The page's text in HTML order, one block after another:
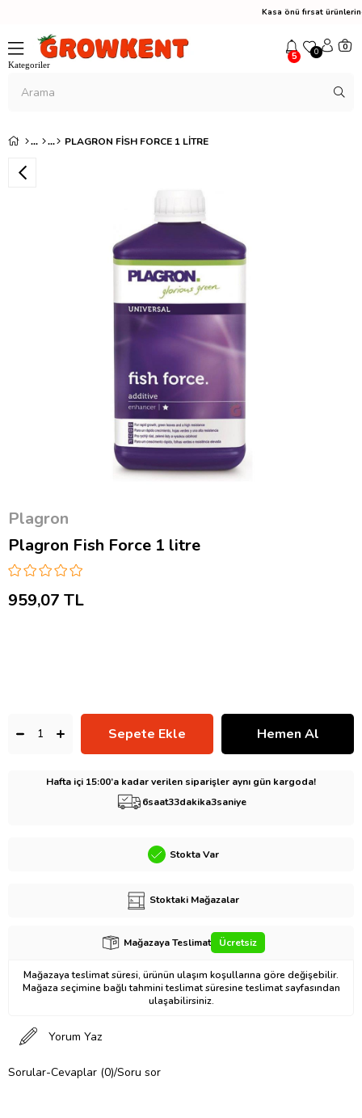
Kasa önü fırsat
5 0 0
PLAGRON FISH FORCE 1 LITRE
Plagron
Plagron Fish Force 1 litre
959,07 TL
Hafta içi 15:00’a kadar verilen siparişler aynı gün kargoda!
6saat33dakika2saniye
Stokta Var
Stoktaki Mağazalar
Mağazaya Teslimat Ücretsiz
Mağazaya teslimat süresi, ürünün ulaşım koşullarına göre değişebilir.
Mağaza seçimine bağlı tahmini teslimat süresine teslimat sayfasından
ulaşabilirsiniz.
Yorum Yaz
Sorular-Cevaplar (0)/Soru sor